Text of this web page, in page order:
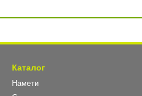
Каталог
Намети